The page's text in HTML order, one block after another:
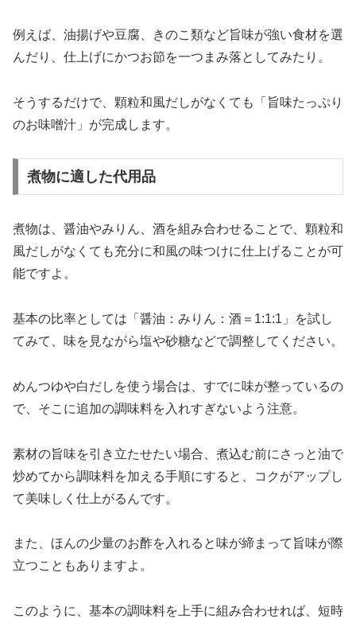
例えば、油揚げや豆腐、きのこ類など旨味が強い食材を選
んだり、仕上げにかつお節を一つまみ落としてみたり。
そうするだけで、顆粒和風だしがなくても「旨味たっぷり
のお味噌汁」が完成します。
煮物に適した代用品
煮物は、醤油やみりん、酒を組み合わせることで、顆粒和
風だしがなくても充分に和風の味つけに仕上げることが可
能ですよ。
基本の比率としては「醤油：みりん：酒＝1:1:1」を試し
てみて、味を見ながら塩や砂糖などで調整してください。
めんつゆや白だしを使う場合は、すでに味が整っているの
で、そこに追加の調味料を入れすぎないよう注意。
素材の旨味を引き立たせたい場合、煮込む前にさっと油で
炒めてから調味料を加える手順にすると、コクがアップし
て美味しく仕上がるんです。
また、ほんの少量のお酢を入れると味が締まって旨味が際
立つこともありますよ。
このように、基本の調味料を上手に組み合わせれば、短時